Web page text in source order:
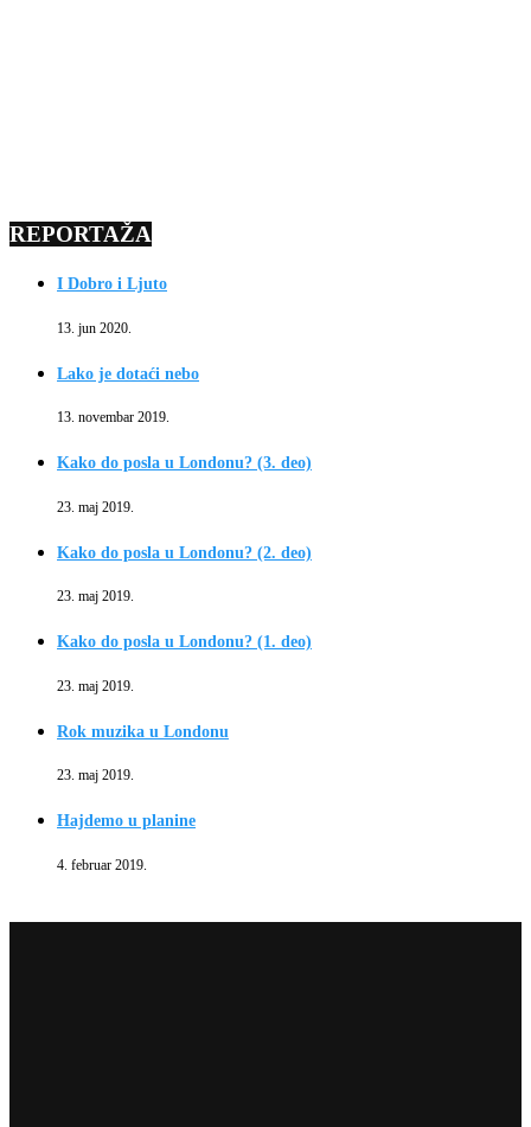
REPORTAŽA
I Dobro i Ljuto
13. jun 2020.
Lako je dotaći nebo
13. novembar 2019.
Kako do posla u Londonu? (3. deo)
23. maj 2019.
Kako do posla u Londonu? (2. deo)
23. maj 2019.
Kako do posla u Londonu? (1. deo)
23. maj 2019.
Rok muzika u Londonu
23. maj 2019.
Hajdemo u planine
4. februar 2019.